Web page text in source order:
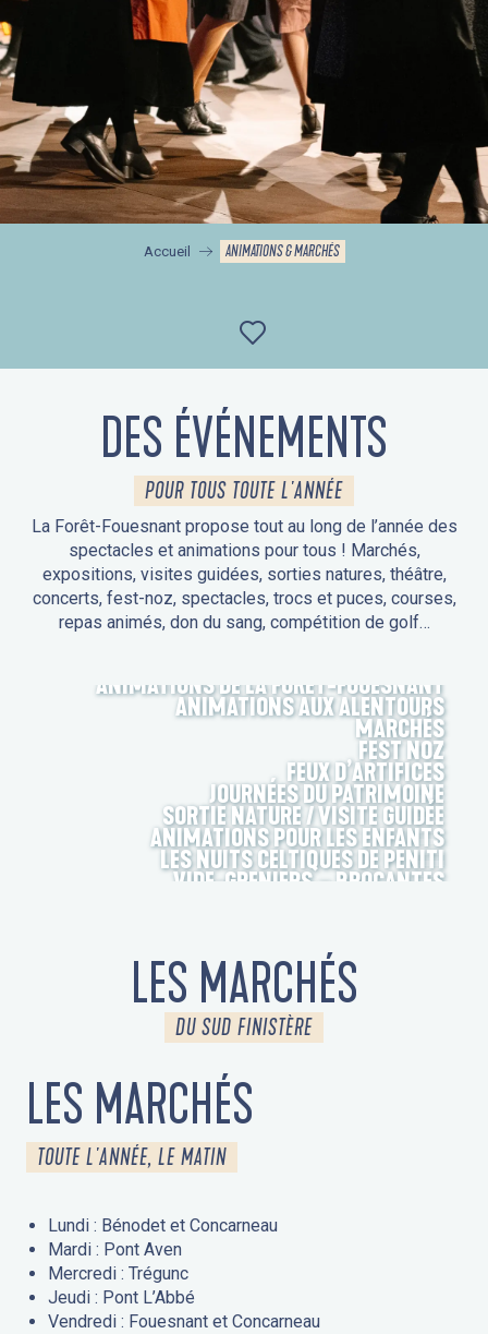
Accueil ANIMATIONS & MARCHÉS
Ajouter aux
DES ÉVÉNEMENTS
POUR TOUS TOUTE L'ANNÉE
La Forêt-Fouesnant propose tout au long de l’année des
spectacles et animations pour tous ! Marchés,
expositions, visites guidées, sorties natures, théâtre,
concerts, fest-noz, spectacles, trocs et puces, courses,
repas animés, don du sang, compétition de golf…
ANIMATIONS DE LA FORÊT-FOUESNANT
ANIMATIONS AUX ALENTOURS
MARCHÉS
FEST NOZ
FEUX D’ARTIFICES
JOURNÉES DU PATRIMOINE
SORTIE NATURE / VISITE GUIDÉE
ANIMATIONS POUR LES ENFANTS
LES NUITS CELTIQUES DE PENITI
VIDE-GRENIERS – BROCANTES
LES MARCHÉS
DU SUD FINISTÈRE
LES MARCHÉS
TOUTE L'ANNÉE, LE MATIN
Lundi : Bénodet et Concarneau
Mardi : Pont Aven
Mercredi : Trégunc
Jeudi : Pont L’Abbé
Vendredi : Fouesnant et Concarneau